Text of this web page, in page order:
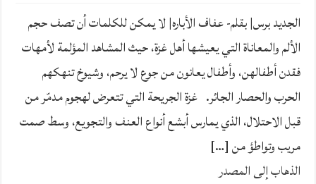
الجديد برس| بقلم- عفاف الأباره| لا يمكن للكلمات أن تصف حجم
الألم والمعاناة التي يعيشها أهل غزة، حيث المشاهد المؤلمة لأمهات
فقدن أطفالهن، وأطفال يعانون من جوع لا يرحم، وشيوخ تنهكهم
الحرب والحصار الجائر. غزة الجريحة التي تتعرض لهجوم مدمّر من
قبل الاحتلال، الذي يمارس أبشع أنواع العنف والتجويع، وسط صمت
مريب وتواطؤ من […]
الذهاب إلى المصدر